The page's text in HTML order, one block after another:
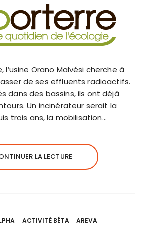
l’usine Orano Malvési cherche à
de ses effluents radioactifs.
dans des bassins, ils ont déjà
Un incinérateur serait la
trois ans, la mobilisation…
LA LECTURE
ACTIVITÉ BÉTA
AREVA